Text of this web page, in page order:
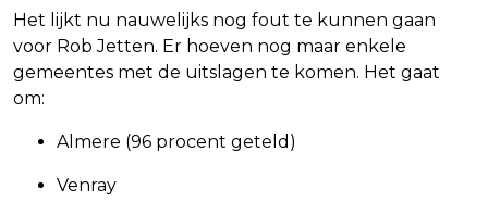
Het lijkt nu nauwelijks nog fout te kunnen gaan
voor Rob Jetten. Er hoeven nog maar enkele
gemeentes met de uitslagen te komen. Het gaat
om:
Almere (96 procent geteld)
Venray